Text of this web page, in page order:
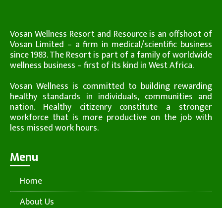
Vosan Wellness Resort and Resource is an offshoot of
Vosan Limited – a firm in medical/scientific business
since 1983. The Resort is part of a family of worldwide
wellness business – first of its kind in West Africa.
Vosan Wellness is committed to building rewarding
healthy standards in individuals, communities and
nation. Healthy citizenry constitute a stronger
workforce that is more productive on the job with
less missed work hours.
Menu
Home
About Us